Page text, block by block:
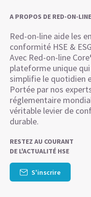
A PROPOS DE RED-ON-LINE
Red-on-line aide les
conformité HSE &
Avec Red-on-line
plateforme unique
simplifie le quotidien
Portée par nos
réglementaire
véritable levier de
durable.
RESTEZ AU COURANT
DE L'ACTUALITÉ HSE
S'inscrire